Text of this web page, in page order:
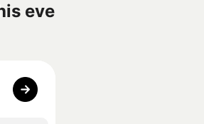
eve